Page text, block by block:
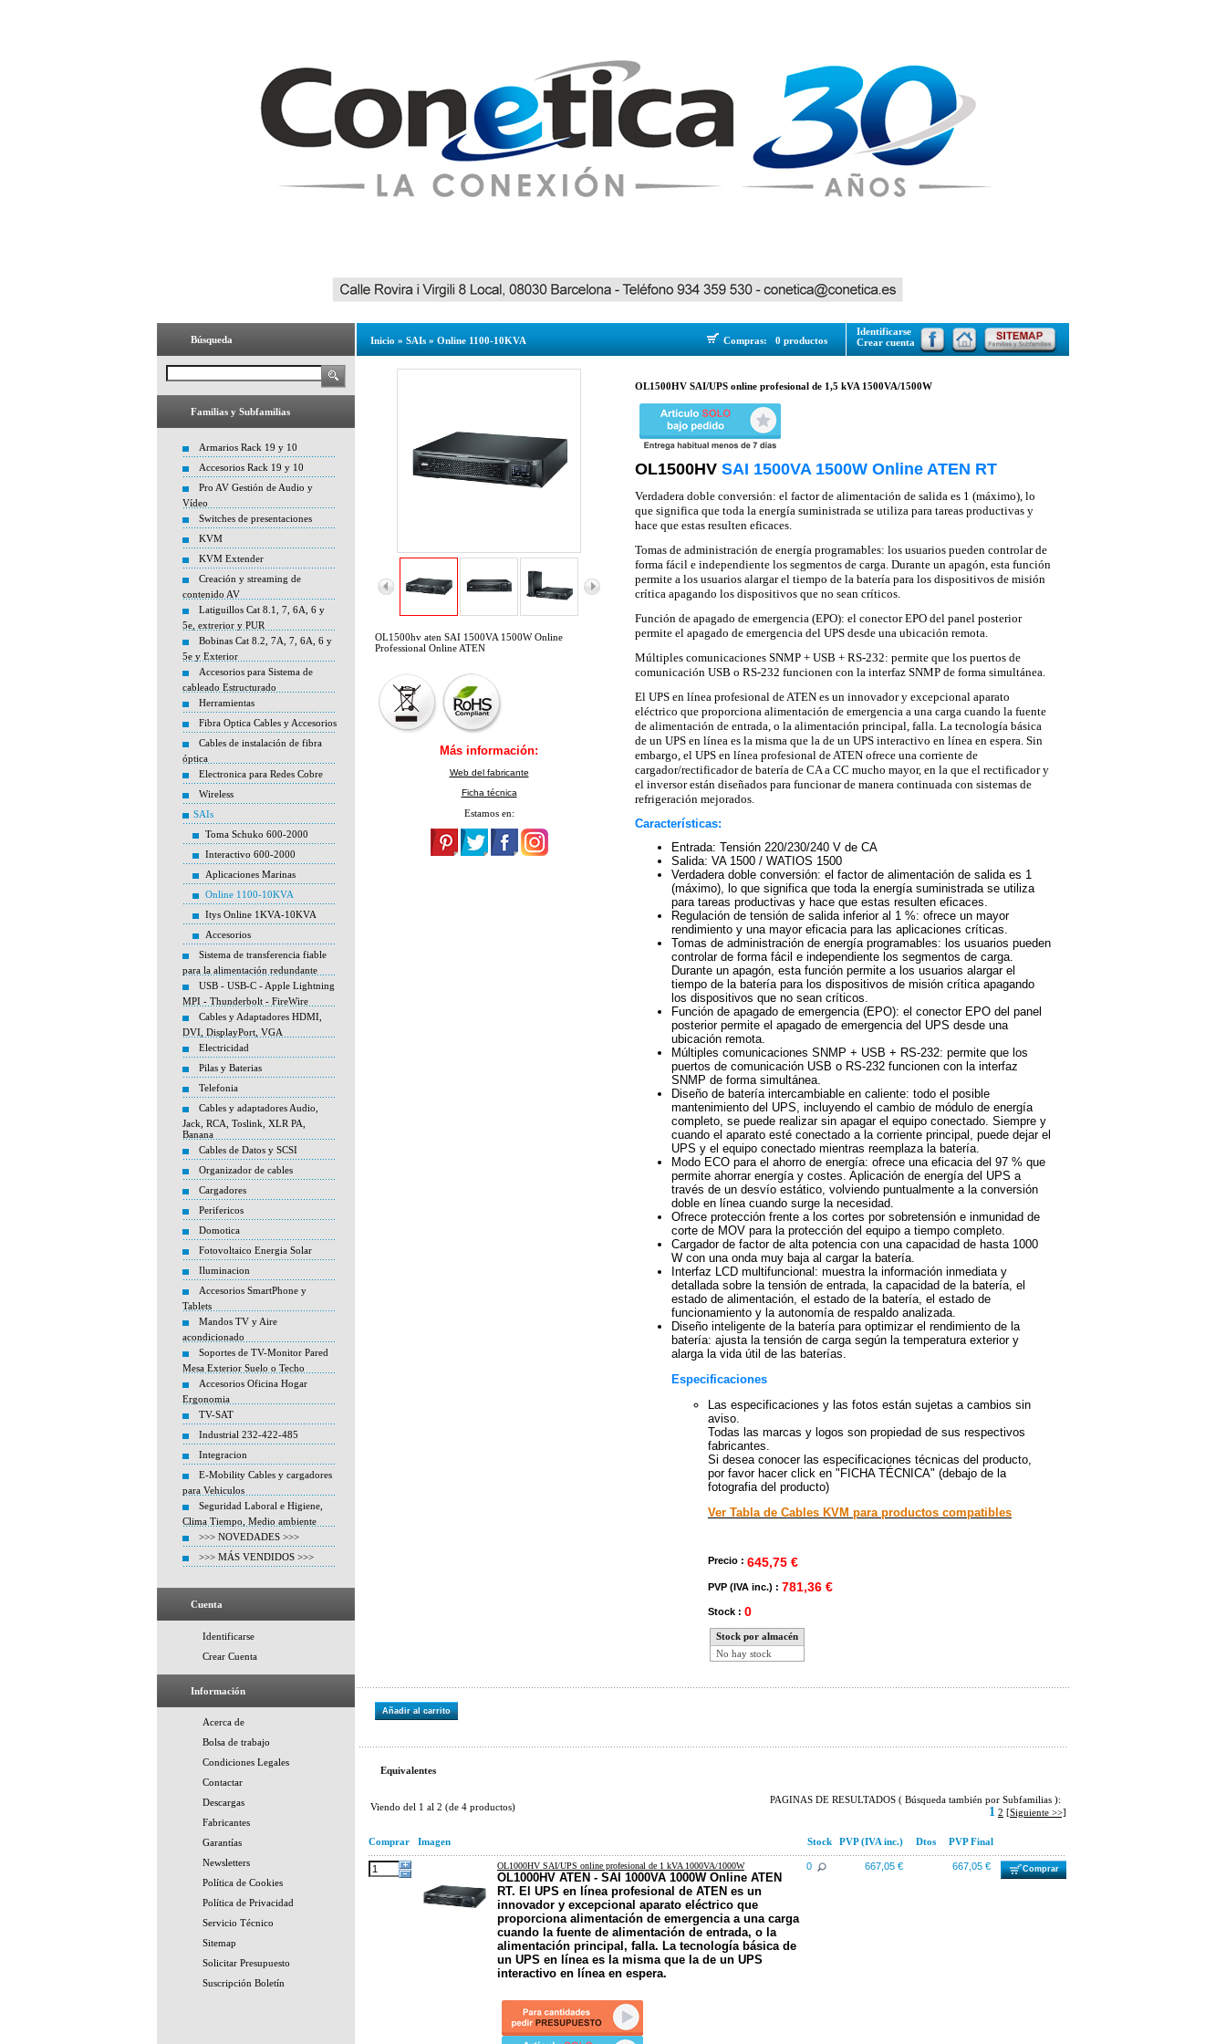
Búsqueda
Familias y Subfamilias
Armarios Rack 19 y 10
Accesorios Rack 19 y 10
Pro AV Gestión de Audio y
Vídeo
Switches de presentaciones
KVM
KVM Extender
Creación y streaming de
contenido AV
Latiguillos Cat 8.1, 7, 6A, 6 y
5e, extrerior y PUR
Bobinas Cat 8.2, 7A, 7, 6A, 6 y
5e y Exterior
Accesorios para Sistema de
cableado Estructurado
Herramientas
Fibra Optica Cables y Accesorios
Cables de instalación de fibra
óptica
Electronica para Redes Cobre
Wireless
SAIs
Toma Schuko 600-2000
Interactivo 600-2000
Aplicaciones Marinas
Online 1100-10KVA
Itys Online 1KVA-10KVA
Accesorios
Sistema de transferencia fiable
para la alimentación redundante
USB - USB-C - Apple Lightning
MPI - Thunderbolt - FireWire
Cables y Adaptadores HDMI,
DVI, DisplayPort, VGA
Electricidad
Pilas y Baterias
Telefonia
Cables y adaptadores Audio,
Jack, RCA, Toslink, XLR PA,
Banana
Cables de Datos y SCSI
Organizador de cables
Cargadores
Perifericos
Domotica
Fotovoltaico Energia Solar
Iluminacion
Accesorios SmartPhone y
Tablets
Mandos TV y Aire
acondicionado
Soportes de TV-Monitor Pared
Mesa Exterior Suelo o Techo
Accesorios Oficina Hogar
Ergonomia
TV-SAT
Industrial 232-422-485
Integracion
E-Mobility Cables y cargadores
para Vehiculos
Seguridad Laboral e Higiene,
Clima Tiempo, Medio ambiente
>>> NOVEDADES >>>
>>> MÁS VENDIDOS >>>
Cuenta
Identificarse
Crear Cuenta
Información
Acerca de
Bolsa de trabajo
Condiciones Legales
Contactar
Descargas
Fabricantes
Garantías
Newsletters
Política de Cookies
Política de Privacidad
Servicio Técnico
Sitemap
Solicitar Presupuesto
Suscripción Boletín
Inicio » SAIs » Online 1100-10KVA Compras: 0 productos
Identificarse
Crear cuenta
OL1500hv aten SAI 1500VA 1500W Online
Professional Online ATEN
Más información:
Web del fabricante
Ficha técnica
Estamos en:
OL1500HV SAI/UPS online profesional de 1,5 kVA 1500VA/1500W
OL1500HV SAI 1500VA 1500W Online ATEN RT
Verdadera doble conversión: el factor de alimentación de salida es 1 (máximo), lo
que significa que toda la energía suministrada se utiliza para tareas productivas y
hace que estas resulten eficaces.
Tomas de administración de energía programables: los usuarios pueden controlar de
forma fácil e independiente los segmentos de carga. Durante un apagón, esta función
permite a los usuarios alargar el tiempo de la batería para los dispositivos de misión
crítica apagando los dispositivos que no sean críticos.
Función de apagado de emergencia (EPO): el conector EPO del panel posterior
permite el apagado de emergencia del UPS desde una ubicación remota.
Múltiples comunicaciones SNMP + USB + RS-232: permite que los puertos de
comunicación USB o RS-232 funcionen con la interfaz SNMP de forma simultánea.
El UPS en línea profesional de ATEN es un innovador y excepcional aparato
eléctrico que proporciona alimentación de emergencia a una carga cuando la fuente
de alimentación de entrada, o la alimentación principal, falla. La tecnología básica
de un UPS en línea es la misma que la de un UPS interactivo en línea en espera. Sin
embargo, el UPS en línea profesional de ATEN ofrece una corriente de
cargador/rectificador de batería de CA a CC mucho mayor, en la que el rectificador y
el inversor están diseñados para funcionar de manera continuada con sistemas de
refrigeración mejorados.
Características:
Entrada: Tensión 220/230/240 V de CA
Salida: VA 1500 / WATIOS 1500
Verdadera doble conversión: el factor de alimentación de salida es 1
(máximo), lo que significa que toda la energía suministrada se utiliza
para tareas productivas y hace que estas resulten eficaces.
Regulación de tensión de salida inferior al 1 %: ofrece un mayor
rendimiento y una mayor eficacia para las aplicaciones críticas.
Tomas de administración de energía programables: los usuarios pueden
controlar de forma fácil e independiente los segmentos de carga.
Durante un apagón, esta función permite a los usuarios alargar el
tiempo de la batería para los dispositivos de misión crítica apagando
los dispositivos que no sean críticos.
Función de apagado de emergencia (EPO): el conector EPO del panel
posterior permite el apagado de emergencia del UPS desde una
ubicación remota.
Múltiples comunicaciones SNMP + USB + RS-232: permite que los
puertos de comunicación USB o RS-232 funcionen con la interfaz
SNMP de forma simultánea.
Diseño de batería intercambiable en caliente: todo el posible
mantenimiento del UPS, incluyendo el cambio de módulo de energía
completo, se puede realizar sin apagar el equipo conectado. Siempre y
cuando el aparato esté conectado a la corriente principal, puede dejar el
UPS y el equipo conectado mientras reemplaza la batería.
Modo ECO para el ahorro de energía: ofrece una eficacia del 97 % que
permite ahorrar energía y costes. Aplicación de energía del UPS a
través de un desvío estático, volviendo puntualmente a la conversión
doble en línea cuando surge la necesidad.
Ofrece protección frente a los cortes por sobretensión e inmunidad de
corte de MOV para la protección del equipo a tiempo completo.
Cargador de factor de alta potencia con una capacidad de hasta 1000
W con una onda muy baja al cargar la batería.
Interfaz LCD multifuncional: muestra la información inmediata y
detallada sobre la tensión de entrada, la capacidad de la batería, el
estado de alimentación, el estado de la batería, el estado de
funcionamiento y la autonomía de respaldo analizada.
Diseño inteligente de la batería para optimizar el rendimiento de la
batería: ajusta la tensión de carga según la temperatura exterior y
alarga la vida útil de las baterías.
Especificaciones
Las especificaciones y las fotos están sujetas a cambios sin
aviso.
Todas las marcas y logos son propiedad de sus respectivos
fabricantes.
Si desea conocer las especificaciones técnicas del producto,
por favor hacer click en "FICHA TÉCNICA" (debajo de la
fotografia del producto)
Ver Tabla de Cables KVM para productos compatibles
Precio : 645,75 €
PVP (IVA inc.) : 781,36 €
Stock : 0
Stock por almacén
No hay stock
Añadir al carrito
Equivalentes
Viendo del 1 al 2 (de 4 productos)
PAGINAS DE RESULTADOS ( Búsqueda también por Subfamilias ):
1 2 [Siguiente >>]
Comprar Imagen Stock PVP (IVA inc.) Dtos PVP Final
OL1000HV SAI/UPS online profesional de 1 kVA 1000VA/1000W
OL1000HV ATEN - SAI 1000VA 1000W Online ATEN
RT. El UPS en línea profesional de ATEN es un
innovador y excepcional aparato eléctrico que
proporciona alimentación de emergencia a una carga
cuando la fuente de alimentación de entrada, o la
alimentación principal, falla. La tecnología básica de
un UPS en línea es la misma que la de un UPS
interactivo en línea en espera.
0 667,05 € 667,05 € Comprar